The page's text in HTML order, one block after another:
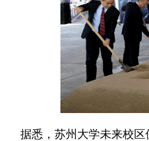
据悉，苏州大学未来校